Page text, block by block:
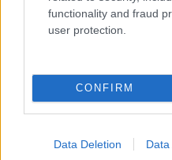
functionality and fraud
user protection.
CONFIRM
Data Deletion Data
esős versenyek
Rólam mindenképpen
szeretem a vizes